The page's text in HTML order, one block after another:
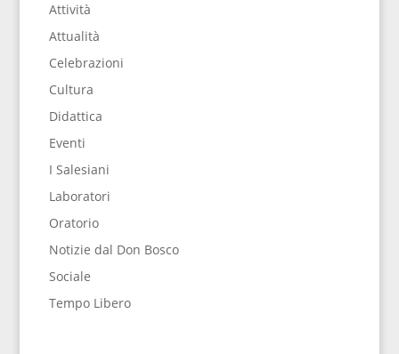
Attività
Attualità
Celebrazioni
Cultura
Didattica
Eventi
I Salesiani
Laboratori
Oratorio
Notizie dal Don Bosco
Sociale
Tempo Libero